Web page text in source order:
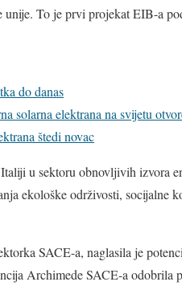
To je prvi projekat EIB-a
do danas
solarna elektrana na svijetu
štedi novac
u sektoru obnovljivih izvora
ekološke održivosti, socijalne
SACE-a, naglasila je
Archimede SACE-a